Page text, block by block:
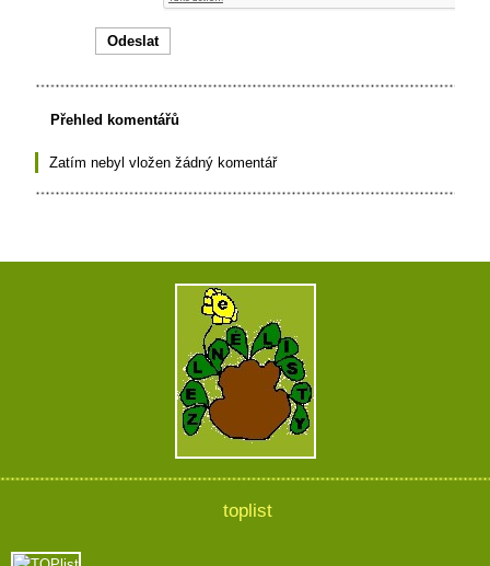
Přehled komentářů
Zatím nebyl vložen žádný komentář
toplist